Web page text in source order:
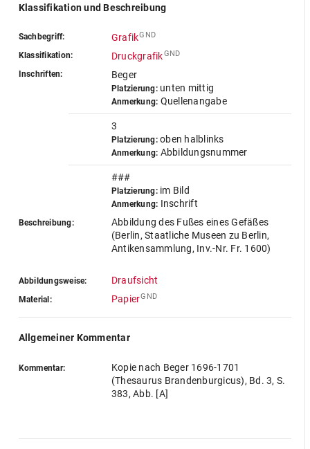
Klassifikation und Beschreibung
Sachbegriff: GrafikGND
Klassifikation: DruckgrafikGND
Inschriften: Beger
Platzierung:unten mittig
Anmerkung: Quellenangabe
3
Platzierung:oben halblinks
Anmerkung: Abbildungsnummer
###
Platzierung:im Bild
Anmerkung: Inschrift
Beschreibung:
Abbildung des Fußes eines Gefäßes
(Berlin, Staatliche Museen zu Berlin,
Antikensammlung, Inv.-Nr. Fr. 1600)
Abbildungsweise: Draufsicht
Material: PapierGND
Allgemeiner Kommentar
Kommentar:
Kopie nach Beger 1696-1701
(Thesaurus Brandenburgicus), Bd. 3, S.
383, Abb. [A]